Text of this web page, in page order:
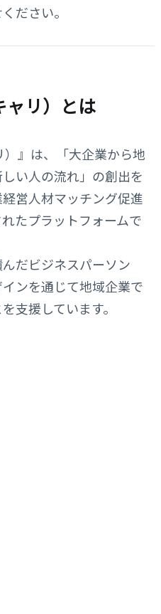
ださい。
ャリ）とは
）』は、「大企業から地
い人の流れ」の創出を
営人材マッチング促進
たプラットフォームで
だビジネスパーソン
ンを通じて地域企業で
支援しています。